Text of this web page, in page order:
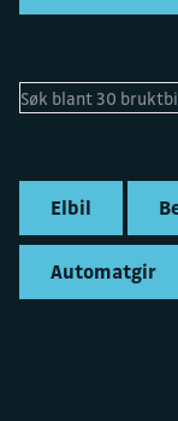
Elbil
Automatgir